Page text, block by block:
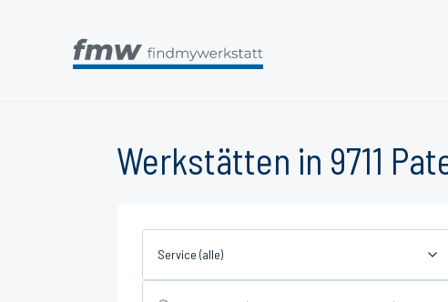
Werkstätten in 9711
Service (alle)